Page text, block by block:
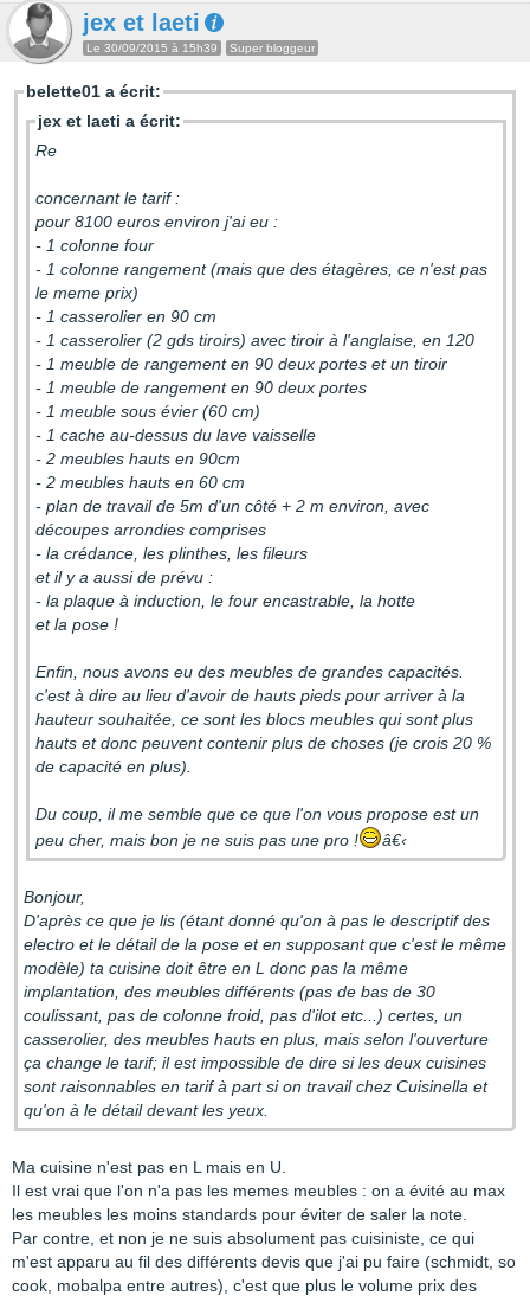
jex et laeti
Le 30/09/2015 à 15h39 Super bloggeur
belette01 a écrit:
jex et laeti a écrit:
Re
concernant le tarif :
pour 8100 euros environ j'ai eu :
- 1 colonne four
- 1 colonne rangement (mais que des étagères, ce n'est pas
le meme prix)
- 1 casserolier en 90 cm
- 1 casserolier (2 gds tiroirs) avec tiroir à l'anglaise, en 120
- 1 meuble de rangement en 90 deux portes et un tiroir
- 1 meuble de rangement en 90 deux portes
- 1 meuble sous évier (60 cm)
- 1 cache au-dessus du lave vaisselle
- 2 meubles hauts en 90cm
- 2 meubles hauts en 60 cm
- plan de travail de 5m d'un côté + 2 m environ, avec
découpes arrondies comprises
- la crédance, les plinthes, les fileurs
et il y a aussi de prévu :
- la plaque à induction, le four encastrable, la hotte
et la pose !
Enfin, nous avons eu des meubles de grandes capacités.
c'est à dire au lieu d'avoir de hauts pieds pour arriver à la
hauteur souhaitée, ce sont les blocs meubles qui sont plus
hauts et donc peuvent contenir plus de choses (je crois 20 %
de capacité en plus).
Du coup, il me semble que ce que l'on vous propose est un
peu cher, mais bon je ne suis pas une pro !
â€‹
Bonjour,
D'après ce que je lis (étant donné qu'on à pas le descriptif des
electro et le détail de la pose et en supposant que c'est le même
modèle) ta cuisine doit être en L donc pas la même
implantation, des meubles différents (pas de bas de 30
coulissant, pas de colonne froid, pas d'ilot etc...) certes, un
casserolier, des meubles hauts en plus, mais selon l'ouverture
ça change le tarif; il est impossible de dire si les deux cuisines
sont raisonnables en tarif à part si on travail chez Cuisinella et
qu'on à le détail devant les yeux.
Ma cuisine n'est pas en L mais en U.
Il est vrai que l'on n'a pas les memes meubles : on a évité au max
les meubles les moins standards pour éviter de saler la note.
Par contre, et non je ne suis absolument pas cuisiniste, ce qui
m'est apparu au fil des différents devis que j'ai pu faire (schmidt, so
cook, mobalpa entre autres), c'est que plus le volume prix des